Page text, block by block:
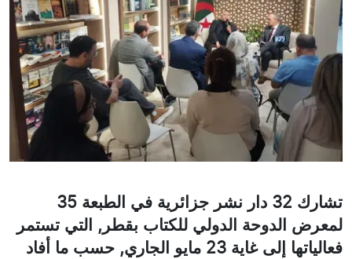
تشارك 32 دار نشر جزائرية في الطبعة 35
لمعرض الدوحة الدولي للكتاب بقطر, التي تستمر
فعالياتها إلى غاية 23 مايو الجاري, حسب ما أفاد